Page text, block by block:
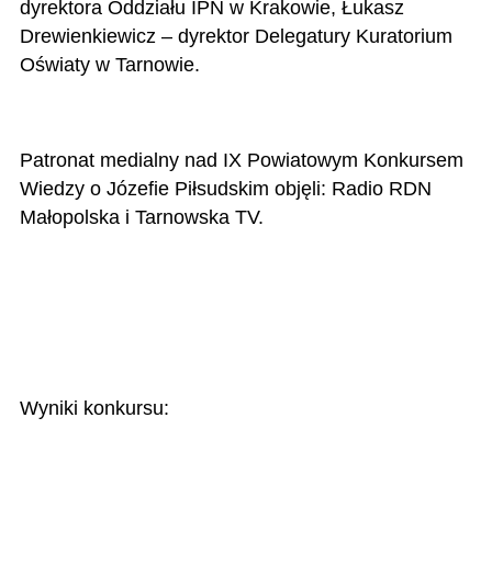
dyrektora Oddziału IPN w Krakowie, Łukasz
Drewienkiewicz – dyrektor Delegatury Kuratorium
Oświaty w Tarnowie.
Patronat medialny nad IX Powiatowym Konkursem
Wiedzy o Józefie Piłsudskim objęli: Radio RDN
Małopolska i Tarnowska TV.
Wyniki konkursu: